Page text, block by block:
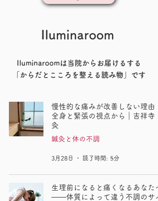
Iluminaroom
Iluminaroomは当院からお届けるする
​「からだとこころを整える読み物」です
慢性的な痛みが改善しない理由
全身と緊張の視点から｜吉祥寺
灸
鍼灸と体の不調
3月28日 読了時間: 5分
生理前になると痛くなるあなた
――体質によって違う不調のサ